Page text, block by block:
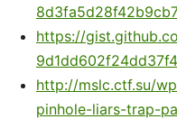
https://
http://mslc.ctf.su/
pinhole-liars-trap-